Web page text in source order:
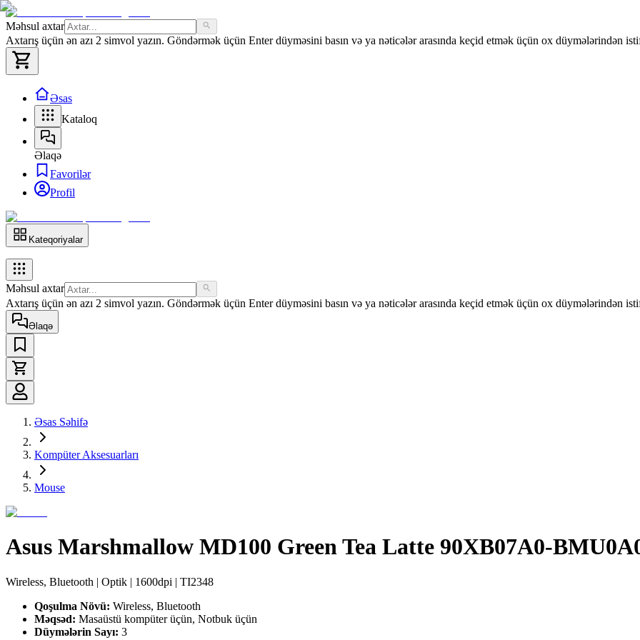
Məhsul axtar
Axtarış üçün ən azı 2 simvol yazın. Göndərmək üçün Enter düyməsini basın və ya nəticələr arasında keçid etmək üçün ox düymələrindən
Əsas
Kataloq
Əlaqə
Favorilər
Profil
Kateqoriyalar
Məhsul axtar
Axtarış üçün ən azı 2 simvol yazın. Göndərmək üçün Enter düyməsini basın və ya nəticələr arasında keçid etmək üçün ox düymələrindən
Əlaqə
Əsas Səhifə
Kompüter Aksesuarları
Mouse
Asus Marshmallow MD100 Green Tea Latte 90XB07A0-
Wireless, Bluetooth | Optik | 1600dpi | TI2348
Qoşulma Növü: Wireless, Bluetooth
Məqsəd: Masaüstü kompüter üçün, Notbuk üçün
Düymələrin Sayı: 3